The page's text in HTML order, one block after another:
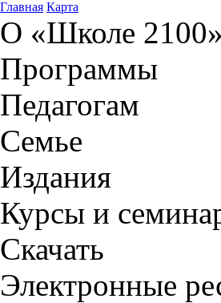
Главная Карта
О «Школе 2100»
Программы
Педагогам
Семье
Издания
Курсы и
Скачать
Электронные